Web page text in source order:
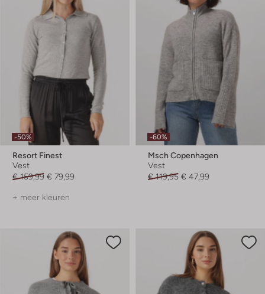
-50%
Resort Finest
Vest
€ 159,99 € 79,99
+ meer kleuren
-60%
Msch Copenhagen
Vest
€ 119,95 € 47,99